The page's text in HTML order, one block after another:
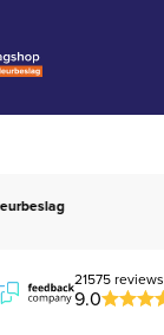
21575 reviews
9.0